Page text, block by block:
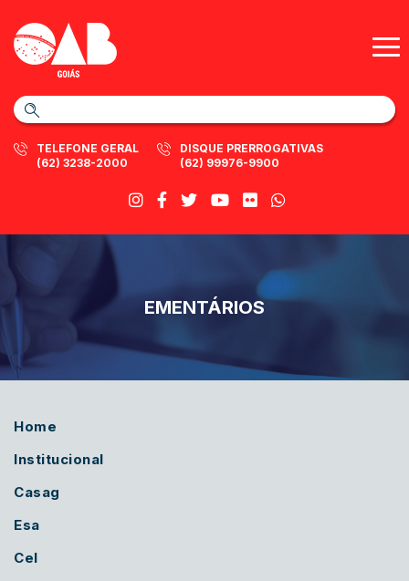
TELEFONE GERAL
(62) 3238-2000
DISQUE PRERROGATIVAS
(62) 99976-9900
EMENTÁRIOS
Home
Institucional
Casag
Esa
Cel